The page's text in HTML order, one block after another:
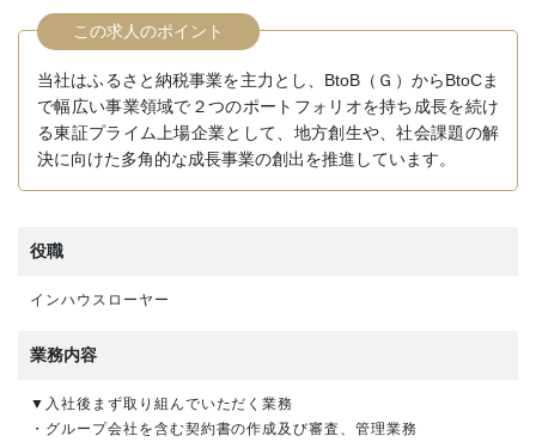
この求人のポイント
当社はふるさと納税事業を主力とし、BtoB（Ｇ）からBtoCま
で幅広い事業領域で２つのポートフォリオを持ち成長を続け
る東証プライム上場企業として、地方創生や、社会課題の解
決に向けた多角的な成長事業の創出を推進しています。
役職
インハウスローヤー
業務内容
▼入社後まず取り組んでいただく業務
・グループ会社を含む契約書の作成及び審査、管理業務